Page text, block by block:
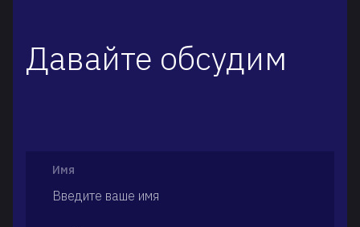
Давайте обсудим
Имя